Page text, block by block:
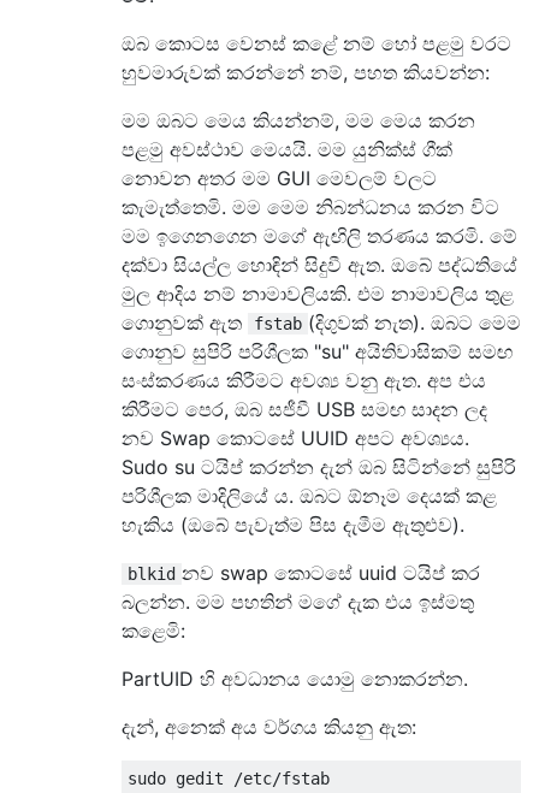
ඔබ කොටස වෙනස් කළේ නම් හෝ පළමු වරට
හුවමාරුවක් කරන්නේ නම්, පහත කියවන්න:
මම ඔබට මෙය කියන්නම්, මම මෙය කරන
පළමු අවස්ථාව මෙයයි. මම යුනික්ස් ගීක්
නොවන අතර මම GUI මෙවලම් වලට
කැමැත්තෙමි. මම මෙම නිබන්ධනය කරන විට
මම ඉගෙනගෙන මගේ ඇඟිලි තරණය කරමි. මේ
දක්වා සියල්ල හොඳින් සිදුවී ඇත. ඔබේ පද්ධතියේ
මුල ආදිය නම් නාමාවලියකි. එම නාමාවලිය තුළ
ගොනුවක් ඇත
fstab (දිගුවක් නැත). ඔබට මෙම
ගොනුව සුපිරි පරිශීලක "su" අයිතිවාසිකම් සමඟ
සංස්කරණය කිරීමට අවශ්‍ය වනු ඇත. අප එය
කිරීමට පෙර, ඔබ සජීවී USB සමඟ සාදන ලද
නව Swap කොටසේ UUID අපට අවශ්‍යය.
Sudo su ටයිප් කරන්න දැන් ඔබ සිටින්නේ සුපිරි
පරිශීලක මාදිලියේ ය. ඔබට ඕනෑම දෙයක් කළ
හැකිය (ඔබේ පැවැත්ම පිස දැමීම ඇතුළුව).
blkid නව swap කොටසේ uuid ටයිප් කර
බලන්න. මම පහතින් මගේ දැක එය ඉස්මතු
කළෙමි:
PartUID හි අවධානය යොමු නොකරන්න.
දැන්, අනෙක් අය වර්ගය කියනු ඇත: